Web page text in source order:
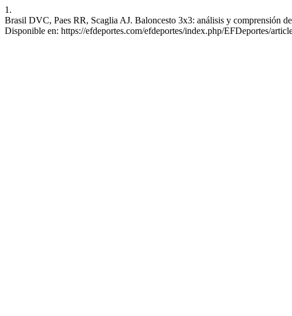
1.
Brasil DVC, Paes RR, Scaglia AJ. Baloncesto 3x3: análisis y comprensión
Disponible en: https://efdeportes.com/efdeportes/index.php/EFDeportes/